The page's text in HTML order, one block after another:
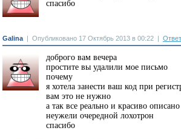
спасибо
Galina | Опубликовано 17 Октябрь 2013 в 00:22 |
доброго вам вечера
простите вы удалили мое письмо
почему
я хотела занести ваш код при
вам это не нужно
а так все реально и красиво описано
неужели очередной лохотрон
спасибо